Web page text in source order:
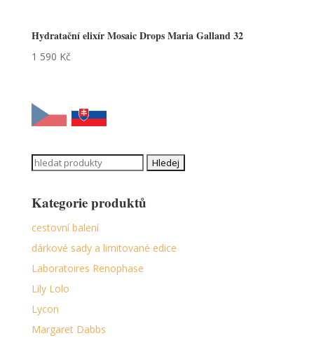
Hydratační elixír Mosaic Drops Maria Galland 32
1 590 Kč
Search
Kategorie produktů
cestovní balení
dárkové sady a limitované edice
Laboratoires Renophase
Lily Lolo
Lycon
Margaret Dabbs